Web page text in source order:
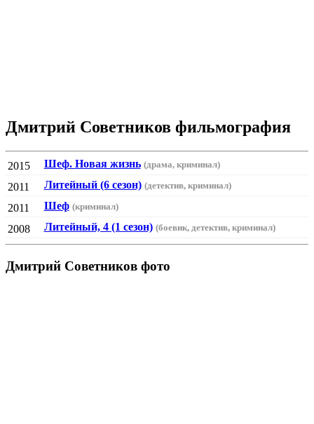
Дмитрий Советников фильмография
2015 Шеф. Новая жизнь (драма, криминал)
2011 Литейный (6 сезон) (детектив, криминал)
2011 Шеф (криминал)
2008 Литейный, 4 (1 сезон) (боевик, детектив, криминал)
Дмитрий Советников фото